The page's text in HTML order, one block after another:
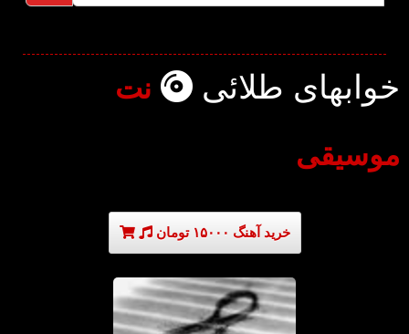
خوابهای طلائی نت
موسیقی
خرید آهنگ ۱۵۰۰۰ تومان